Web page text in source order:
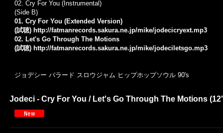
02. Cry For You (Instrumental)
(Side B)
01. Cry For You (Extended Version)
(試聴) http://fatmanrecords.sakura.ne.jp/mike/jodecicryext.mp3
02. Let's Go Through The Motions
(試聴) http://fatmanrecords.sakura.ne.jp/mike/jodeciletsgo.mp3
ジョデシー バラード スロウジャム ヒップホップソウル 90's
Jodeci - Cry For You / Let's Go Through The Motions